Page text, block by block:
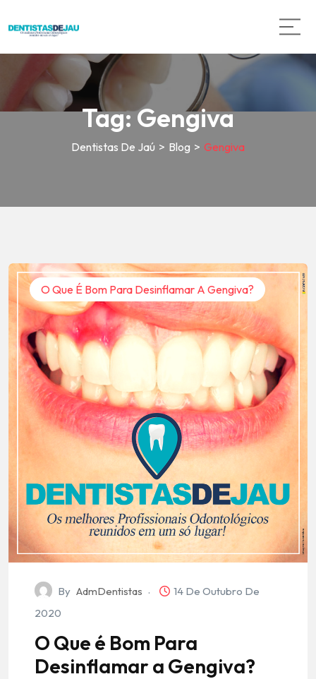
Tag:Gengiva
Dentistas De Jaú > Blog > Gengiva
O Que É Bom Para Desinflamar A Gengiva?
By AdmDentistas
14 De Outubro De
2020
O Que é Bom Para
Desinflamar a Gengiva?